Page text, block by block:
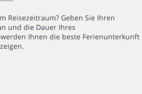
Reisezeitraum? Geben Sie Ihren
und die Dauer Ihres
Ihnen die beste Ferienunterkunft